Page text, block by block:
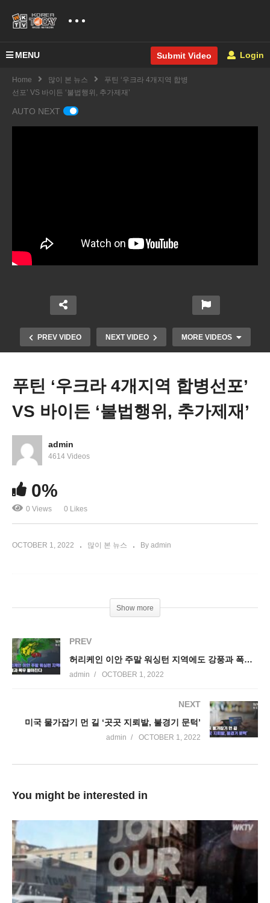
MENU Submit Video Login
Home 많이 본 뉴스
푸틴 ‘우크라 4개지역 합병
선포’ VS 바이든 ‘불법행위, 추가제재’
AUTO NEXT
PREV VIDEO NEXT VIDEO MORE VIDEOS
과’
푸틴 ‘우크라 4개지역 합병선포’
VS 바이든 ‘불법행위, 추가제재’
admin
4614 Videos
0%
0 Views 0 Likes
OCTOBER 1, 2022 많이 본 뉴스 By admin
Show more
PREV
허리케인 이안 주말 워싱턴 지역에도 강풍과 폭우 몰아친다
admin OCTOBER 1, 2022
NEXT
미국 물가잡기 먼 길 ‘곳곳 지뢰밭, 불경기 문턱’
admin OCTOBER 1, 2022
You might be interested in